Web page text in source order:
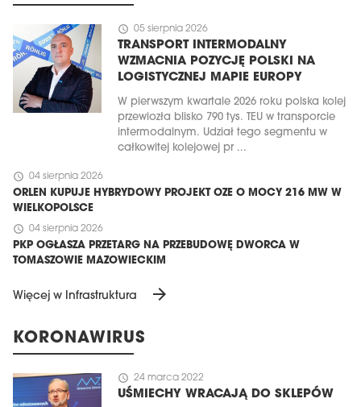
schedule 05 sierpnia 2026
TRANSPORT INTERMODALNY
WZMACNIA POZYCJĘ POLSKI NA
LOGISTYCZNEJ MAPIE EUROPY
W pierwszym kwartale 2026 roku polska kolej
przewiozła blisko 790 tys. TEU w transporcie
intermodalnym. Udział tego segmentu w
całkowitej kolejowej pr ...
schedule 04 sierpnia 2026
ORLEN KUPUJE HYBRYDOWY PROJEKT OZE O MOCY 216 MW W
WIELKOPOLSCE
schedule 04 sierpnia 2026
PKP OGŁASZA PRZETARG NA PRZEBUDOWĘ DWORCA W
TOMASZOWIE MAZOWIECKIM
Więcej w Infrastruktura arrow_forward
KORONAWIRUS
schedule 24 marca 2022
UŚMIECHY WRACAJĄ DO SKLEPÓW